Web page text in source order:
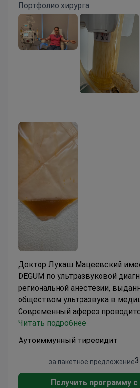
Портфолио хирурга
Доктор Лукаш Мацеевский
DEGUM по ультразвуковой
региональной анестезии,
обществом ультразвука в
Современный аферез
руководством специалиста,
обучение в ведущих
Польши и Германии.
В
анализ крови, консультация
проживание в отеле в течение
Читать подробнее
Аутоиммунный тиреоидит
за пакетное предложение
Получить программу